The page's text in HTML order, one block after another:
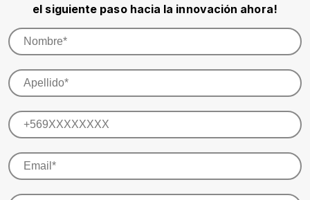
el siguiente paso hacia la innovación ahora!